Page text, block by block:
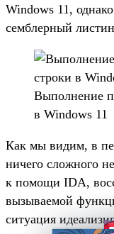
Windows 11,
сем­блер­ный
Вы­пол­нение
в Windows 11
Как мы видим, в
ничего слож­ного
к помощи IDA,
вызыва­емой
ситу­ация